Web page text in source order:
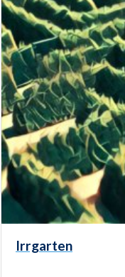
Irrgarten